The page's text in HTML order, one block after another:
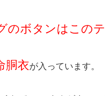
のボタンはこの
胴衣が入っています。